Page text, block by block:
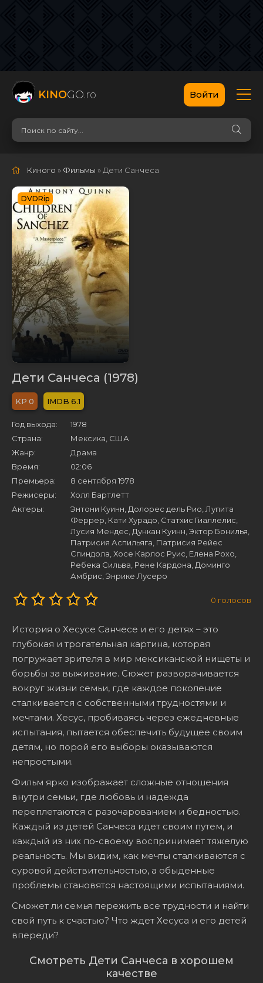
KINOGO.ro Войти
Киного » Фильмы » Дети Санчеса
DVDRip
Дети Санчеса (1978)
0 6.1
Год выхода:
1978
Страна:
Мексика, США
Жанр:
Драма
Время:
02:06
Премьера:
8 сентября 1978
Режисеры:
Холл Бартлетт
Актеры:
Энтони Куинн, Долорес дель Рио, Лупита
Феррер, Кати Хурадо, Статхис Гиаллелис,
Лусия Мендес, Дункан Куинн, Эктор Бонилья,
Патрисия Аспильяга, Патрисия Рейес
Спиндола, Хосе Карлос Руис, Елена Рохо,
Ребека Сильва, Рене Кардона, Доминго
Амбрис, Энрике Лусеро
0 голосов
История о Хесусе Санчесе и его детях – это
глубокая и трогательная картина, которая
погружает зрителя в мир мексиканской нищеты и
борьбы за выживание. Сюжет разворачивается
вокруг жизни семьи, где каждое поколение
сталкивается с собственными трудностями и
мечтами. Хесус, пробиваясь через ежедневные
испытания, пытается обеспечить будущее своим
детям, но порой его выборы оказываются
непростыми.
Фильм ярко изображает сложные отношения
внутри семьи, где любовь и надежда
переплетаются с разочарованием и бедностью.
Каждый из детей Санчеса идет своим путем, и
каждый из них по-своему воспринимает тяжелую
реальность. Мы видим, как мечты сталкиваются с
суровой действительностью, а обыденные
проблемы становятся настоящими испытаниями.
Сможет ли семья пережить все трудности и найти
свой путь к счастью? Что ждет Хесуса и его детей
впереди?
Смотреть Дети Санчеса в хорошем
качестве